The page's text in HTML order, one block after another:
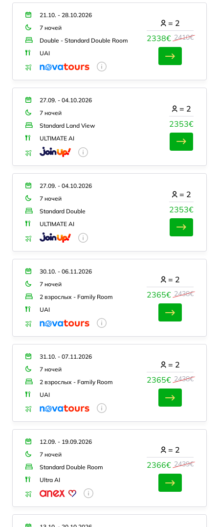
21.10. - 28.10.2026
7 ночей
Double - Standard Double Room
UAI
2338€ 2410€
= 2
27.09. - 04.10.2026
7 ночей
Standard Land View
ULTIMATE AI
2353€
= 2
27.09. - 04.10.2026
7 ночей
Standard Double
ULTIMATE AI
2353€
= 2
30.10. - 06.11.2026
7 ночей
2 взрослых - Family Room
UAI
2365€ 2438€
= 2
31.10. - 07.11.2026
7 ночей
2 взрослых - Family Room
UAI
2365€ 2438€
= 2
12.09. - 19.09.2026
7 ночей
Standard Double Room
Ultra AI
2366€ 2439€
= 2